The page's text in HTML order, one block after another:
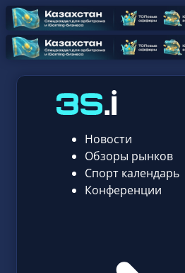
Новости
Обзоры рынков
Спорт календарь
Конференции